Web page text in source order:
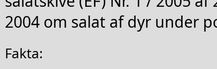
2004 om salat af dyr under
Fakta: